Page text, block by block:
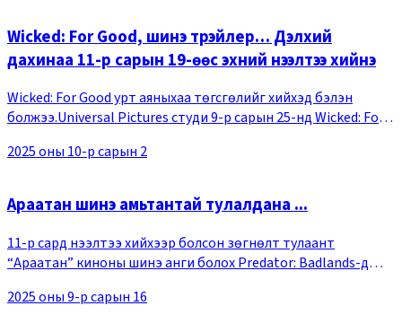
Wicked: For Good, шинэ трэйлер… Дэлхий
дахинаа 11-р сарын 19-өөс эхний нээлтээ хийнэ
Wicked: For Good урт аяныхаа төгсгөлийг хийхэд бэлэн
болжээ.Universal Pictures студи 9-р сарын 25-нд Wicked: For
цацлаа. Трэйлерийн агуулгад өөр өөр з
2025 оны 10-р сарын 2
Араатан шинэ амьтантай тулалдана ...
11-р сард нээлтээ хийхээр болсон зөгнөлт тулаант
“Араатан” киноны шинэ анги болох Predator: Badlands-д
гарч, харгис ертөнцөд хөл тавихдаа өөрөөс
2025 оны 9-р сарын 16